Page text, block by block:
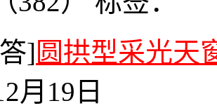
]圆拱型采光天
月19日